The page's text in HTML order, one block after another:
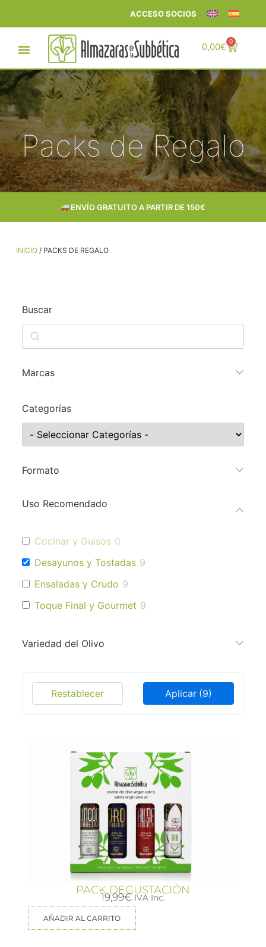
ACCESO SOCIOS
0,00€ 0
Packs de Regalo
ENTREGA EN 24–72 h
INICIO/ PACKS DE REGALO
Buscar
Marcas
Categorías
Formato
Uso Recomendado
Cocinar y Guisos 0
Desayunos y Tostadas 9
Ensaladas y Crudo 9
Toque Final y Gourmet 9
Variedad del Olivo
Aplicar (9)
Restablecer
PACK DEGUSTACIÓN
19,99€ IVA Inc.
AÑADIR AL CARRITO